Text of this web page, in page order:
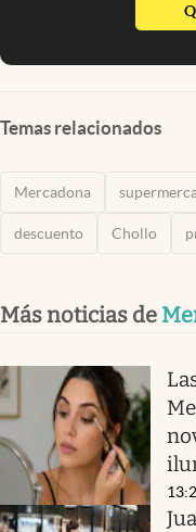
Temas relacionados
Mercadona
descuento Chollo
Más noticias de